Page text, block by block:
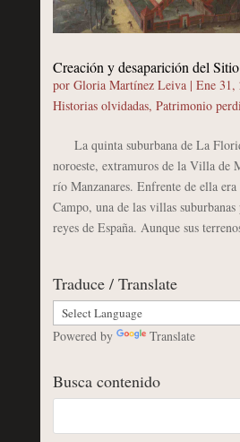
Creación y desaparición del
por Gloria Martínez Leiva| Ene 31,
Historias olvidadas, Patrimonio
La quinta suburbana de La
noroeste, extramuros de la Villa de
río Manzanares. Enfrente de ella
Campo, una de las villas
reyes de España. Aunque sus
Traduce / Translate
Powered by Translate
Busca contenido